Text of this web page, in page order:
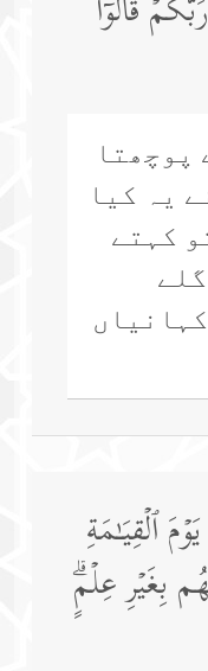
قَالُوۤا۟
پوچھتا
یہ کیا
کہتے
ٱلۡقِیَـٰمَةِ
بِغَیۡرِ عِلۡمٍۗ